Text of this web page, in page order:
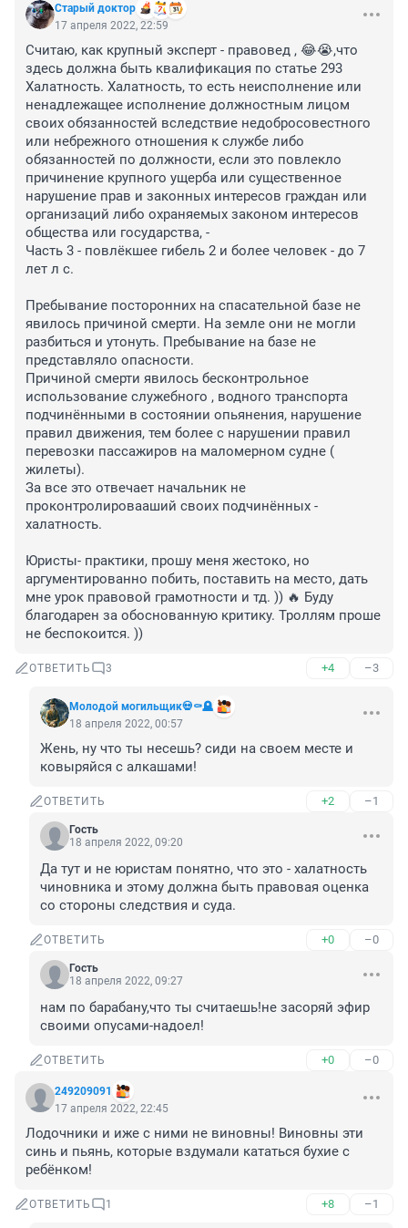
Старый доктор
17 апреля 2022, 22:59
Считаю, как крупный эксперт - правовед , 😂😭,что
здесь должна быть квалификация по статье 293
Халатность. Халатность, то есть неисполнение или
ненадлежащее исполнение должностным лицом
своих обязанностей вследствие недобросовестного
или небрежного отношения к службе либо
обязанностей по должности, если это повлекло
причинение крупного ущерба или существенное
нарушение прав и законных интересов граждан или
организаций либо охраняемых законом интересов
общества или государства, -
Часть 3 - повлёкшее гибель 2 и более человек - до 7
лет л с.
Пребывание посторонних на спасательной базе не
явилось причиной смерти. На земле они не могли
разбиться и утонуть. Пребывание на базе не
представляло опасности.
Причиной смерти явилось бесконтрольное
использование служебного , водного транспорта
подчинёнными в состоянии опьянения, нарушение
правил движения, тем более с нарушении правил
перевозки пассажиров на маломерном судне (
жилеты).
За все это отвечает начальник не
проконтролировааший своих подчинённых -
халатность.
Юристы- практики, прошу меня жестоко, но
аргументированно побить, поставить на место, дать
мне урок правовой грамотности и тд. )) 🔥 Буду
благодарен за обоснованную критику. Троллям проше
не беспокоится. ))
ОТВЕТИТЬ 3 +4 –3
Молодой могильщик💀⚰️🪦
18 апреля 2022, 00:57
Жень, ну что ты несешь? сиди на своем месте и
ковыряйся с алкашами!
ОТВЕТИТЬ +2 –1
Гость
18 апреля 2022, 09:20
Да тут и не юристам понятно, что это - халатность
чиновника и этому должна быть правовая оценка
со стороны следствия и суда.
ОТВЕТИТЬ +0 –0
Гость
18 апреля 2022, 09:27
нам по барабану,что ты считаешь!не засоряй эфир
своими опусами-надоел!
ОТВЕТИТЬ +0 –0
249209091
17 апреля 2022, 22:45
Лодочники и иже с ними не виновны! Виновны эти
синь и пьянь, которые вздумали кататься бухие с
ребёнком!
ОТВЕТИТЬ 1 +8 –1